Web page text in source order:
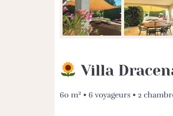
Villa
60 m2 • 6 voyageurs • 2